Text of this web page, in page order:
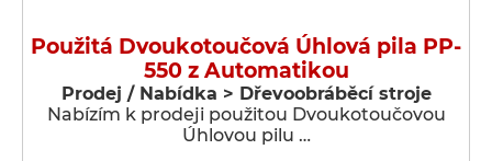
Použitá Dvoukotoučová Úhlová pila PP-
550 z Automatikou
Prodej / Nabídka > Dřevoobráběcí stroje
Nabízím k prodeji použitou Dvoukotoučovou
Úhlovou pilu …